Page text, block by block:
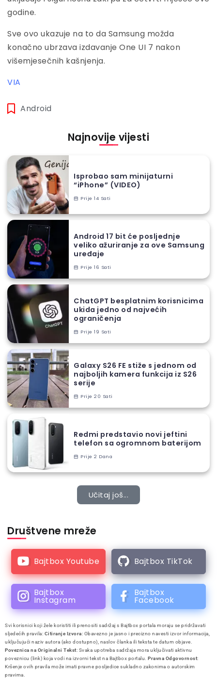
godine.
Sve ovo ukazuje na to da Samsung možda
konačno ubrzava izdavanje One UI 7 nakon
višemjesečnih kašnjenja.
VIA
Android
Najnovije vijesti
Isprobao sam minijaturni
“iPhone” (VIDEO)
Prije 14 Sati
Android 17 bit će posljednje
veliko ažuriranje za ove Samsung
uređaje
Prije 16 Sati
ChatGPT besplatnim korisnicima
ukida jedno od najvećih
ograničenja
Prije 19 Sati
Galaxy S26 FE stiže s jednom od
najboljih kamera funkcija iz S26
serije
Prije 20 Sati
Redmi predstavio novi jeftini
telefon sa ogromnom baterijom
Prije 2 Dana
Učitaj još...
Društvene mreže
Bajtbox Youtube Bajtbox TikTok
Bajtbox
Instagram
Bajtbox
Facebook
Svi korisnici koji žele koristiti ili prenositi sadržaj s Bajtbox portala moraju se pridržavati
sljedećih pravila: Citiranje Izvora: Obavezno je jasno i precizno navesti izvor informacija,
uključujući naziv autora (ako dostupno), naslov članka ili teksta te datum objave.
Poveznica na Originalni Tekst: Svaka upotreba sadržaja mora uključivati aktivnu
poveznicu (link) koja vodi na izvorni tekst na Bajtbox portalu. Pravna Odgovornost:
Kršenje ovih pravila može imati pravne posljedice sukladno zakonima o autorskim
pravima.